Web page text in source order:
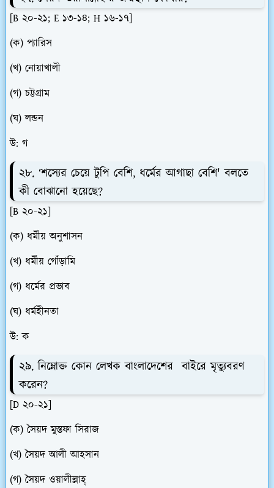
[B ২০-২১; E ১৩-১৪; H ১৬-১৭]
(ক) প্যারিস
(খ) নোয়াখালী
(গ) চট্টগ্রাম
(ঘ) লন্ডন
উ: গ
২৮. ‘শস্যের চেয়ে টুপি বেশি, ধর্মের আগাছা বেশি' বলতে
কী বোঝানো হয়েছে?
[B ২০-২১]
(ক) ধর্মীয় অনুশাসন
(খ) ধর্মীয় গোঁড়ামি
(গ) ধর্মের প্রভাব
(ঘ) ধর্মহীনতা
উ: ক
২৯. নিম্নোক্ত কোন লেখক বাংলাদেশের বাইরে মৃত্যুবরণ
করেন?
[D ২০-২১]
(ক) সৈয়দ মুস্তফা সিরাজ
(খ) সৈয়দ আলী আহসান
(গ) সৈয়দ ওয়ালীল্লাহ্